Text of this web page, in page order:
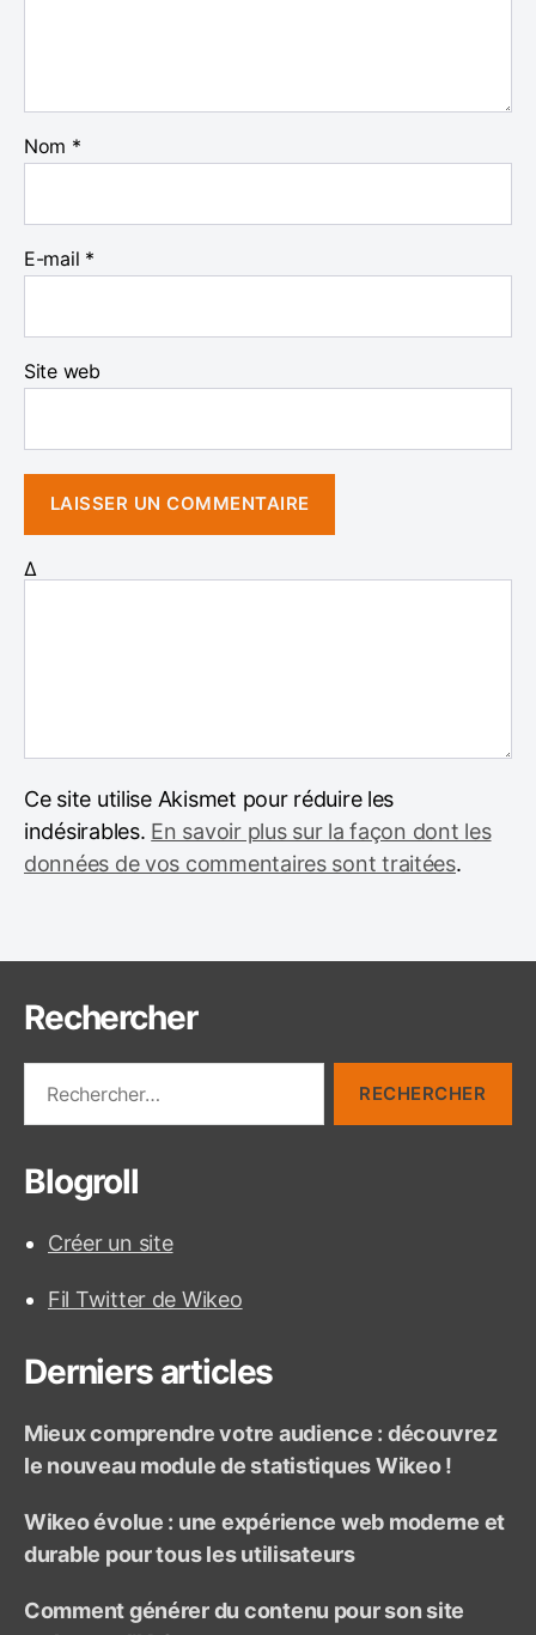
Nom *
E-mail *
Site web
Δ
Ce site utilise Akismet pour réduire les
indésirables. En savoir plus sur la façon dont les
données de vos commentaires sont traitées.
Rechercher
c
Blogroll
Créer un site
Fil Twitter de Wikeo
Derniers articles
Mieux comprendre votre audience : découvrez
le nouveau module de statistiques Wikeo !
Wikeo évolue : une expérience web moderne et
durable pour tous les utilisateurs
Comment générer du contenu pour son site